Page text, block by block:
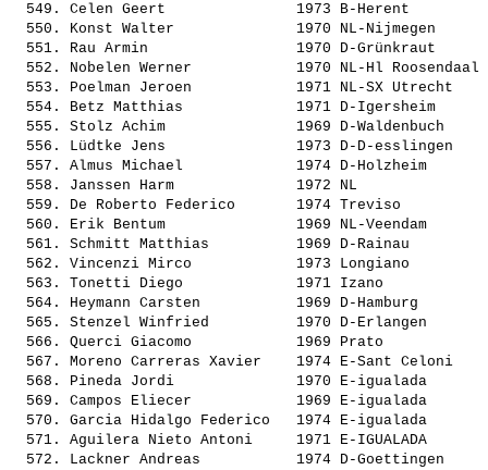
  549.
Celen Geert
1973 B-Herent
  550.
Konst Walter
1970 NL-Nijmegen
  551.
Rau Armin
1970 D-Grünkraut
  552.
Nobelen Werner
1970 NL-Hl
  553.
Poelman Jeroen
1971 NL-SX Utrecht
  554.
Betz Matthias
1971 D-Igersheim
  555.
Stolz Achim
1969 D-Waldenbuch
  556.
Lüdtke Jens
1973 D-D-
  557.
Almus Michael
1974 D-Holzheim
  558.
Janssen Harm
1972 NL
  559.
De Roberto Federico
1974 Treviso
  560.
Erik Bentum
1969 NL-Veendam
  561.
Schmitt Matthias
1969 D-Rainau
  562.
Vincenzi Mirco
1973 Longiano
  563.
Tonetti Diego
1971 Izano
  564.
Heymann Carsten
1969 D-Hamburg
  565.
Stenzel Winfried
1970 D-Erlangen
  566.
Querci Giacomo
1969 Prato
  567.
Moreno Carreras Xavier
1974 E-Sant Celoni
  568.
Pineda Jordi
1970 E-igualada
  569.
Campos Eliecer
1969 E-igualada
  570.
Garcia Hidalgo Federico
1974 E-igualada
  571.
Aguilera Nieto Antoni
1971 E-IGUALADA
  572.
Lackner Andreas
1974 D-Goettingen